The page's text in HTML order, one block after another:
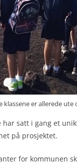
klassene er allerede
satt i gang et
på prosjektet.
for kommunen